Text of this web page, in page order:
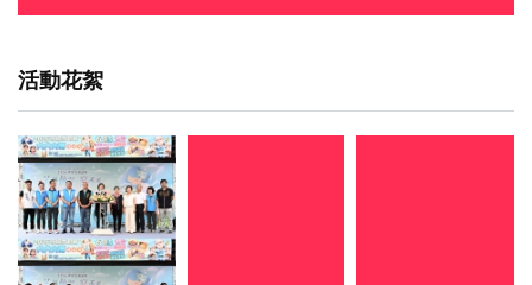
活動花絮